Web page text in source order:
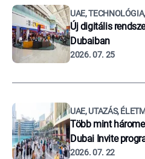
UAE,
Új digitális
Dubaiban
2026. 07. 25
UAE, UTAZÁS,
Több mint
Dubai Invite
2026. 07. 22